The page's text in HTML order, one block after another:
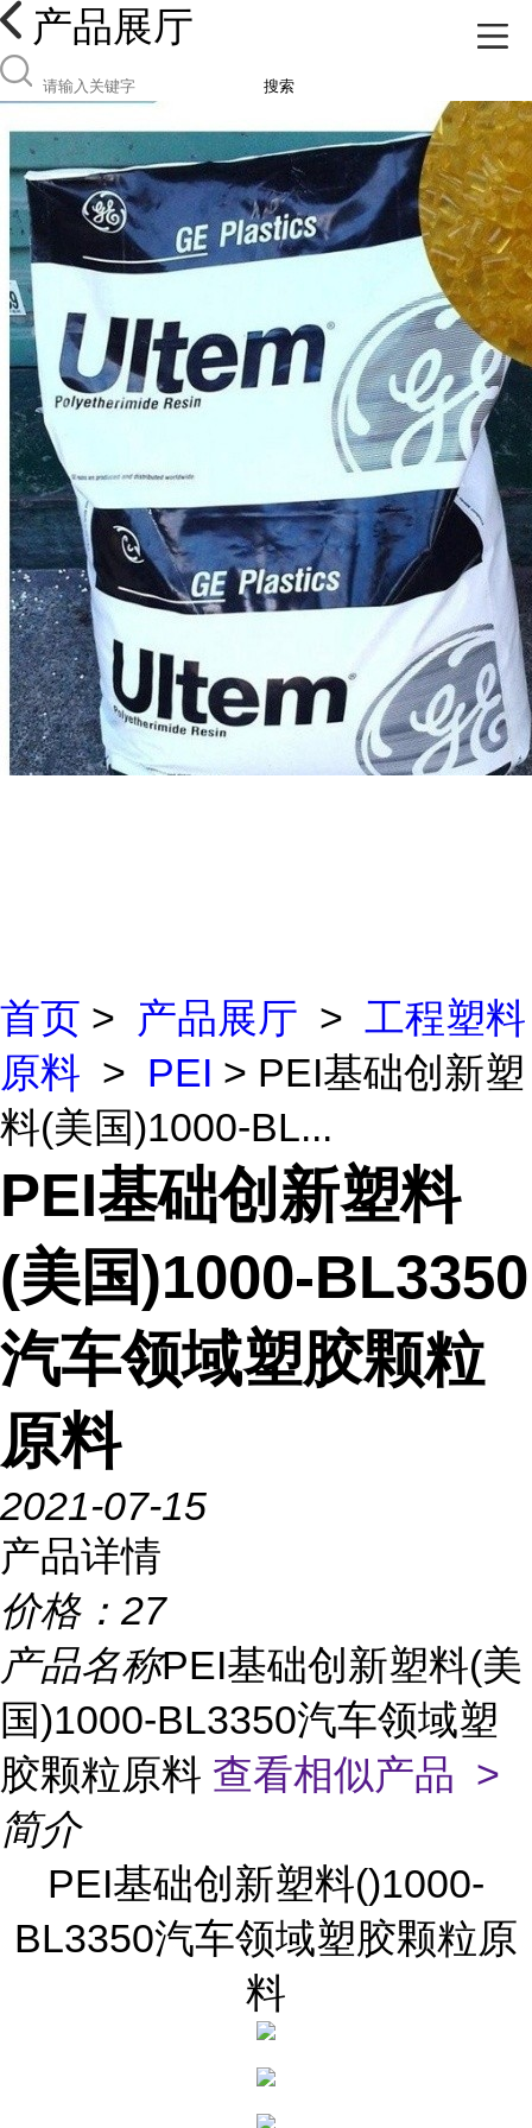
产品展厅
搜索
首页 > 产品展厅 > 工程塑料
原料 > PEI > PEI基础创新塑
料(美国)1000-BL...
PEI基础创新塑料
(美国)1000-BL3350
汽车领域塑胶颗粒
原料
2021-07-15
产品详情
价格： 27
产品名称PEI基础创新塑料(美
国)1000-BL3350汽车领域塑
胶颗粒原料 查看相似产品 >
简介
PEI基础创新塑料()1000-
BL3350汽车领域塑胶颗粒原
料